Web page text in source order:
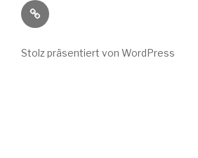
Wild
Wuchs
Instagram
Stolz präsentiert von WordPress